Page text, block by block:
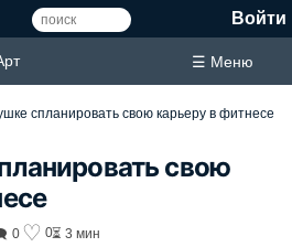
Войти
☰ Меню
спланировать свою карьеру в фитнесе
свою
0 ♡ 0⏳ 3 мин